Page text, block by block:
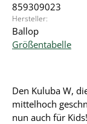
859309023
Hersteller:
Ballop
Größentabelle
Den Kuluba W,
mittelhoch
nun auch für